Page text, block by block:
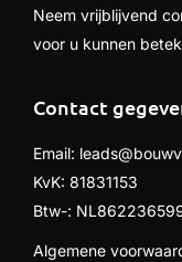
Neem vrijblijvend
voor u kunnen
Contact
Email:
KvK: 81831153
Btw-:
Algemene